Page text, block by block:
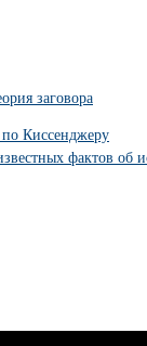
заговора
Киссенджеру
фактов об